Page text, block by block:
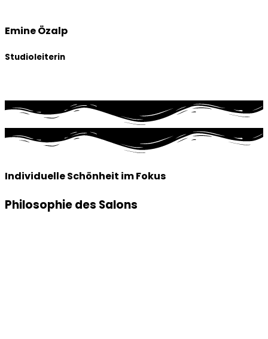
Emine Özalp
Studioleiterin
Individuelle Schönheit im Fokus
Philosophie des Salons